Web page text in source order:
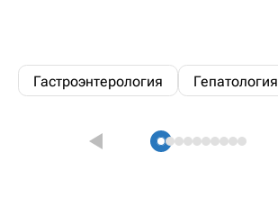
Гастроэнтерология Гепатология